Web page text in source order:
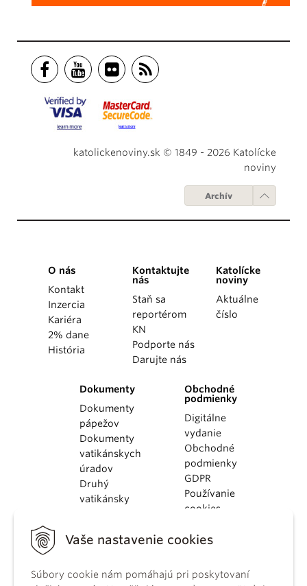
Vaše nastavenie cookies
Súbory cookie nám pomáhajú pri poskytovaní
katolickenoviny.sk © 1849 - 2026 Katolícke
noviny
Archív
O nás
Kontakt
Inzercia
Kariéra
2% dane
História
Kontaktujte
nás
Staň sa
reportérom
KN
Podporte nás
Darujte nás
Katolícke
noviny
Aktuálne
číslo
Dokumenty
Dokumenty
pápežov
Dokumenty
vatikánskych
úradov
Druhý
vatikánsky
KBS
kánonického
Obchodné
podmienky
Digitálne
vydanie
Obchodné
podmienky
GDPR
Používanie
cookies